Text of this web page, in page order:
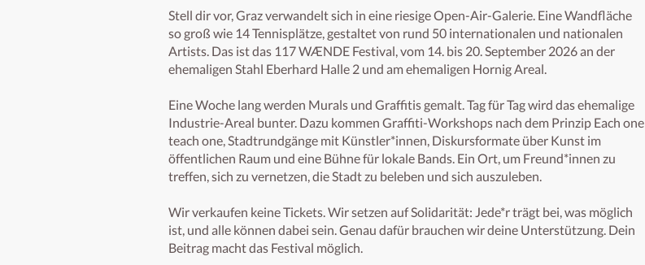
Stell dir vor, Graz verwandelt sich in eine riesige Open-Air-Galerie. Eine Wandfläche
so groß wie 14 Tennisplätze, gestaltet von rund 50 internationalen und nationalen
Artists. Das ist das 117 WÆNDE Festival, vom 14. bis 20. September 2026 an der
ehemaligen Stahl Eberhard Halle 2 und am ehemaligen Hornig Areal.
Eine Woche lang werden Murals und Graffitis gemalt. Tag für Tag wird das ehemalige
Industrie-Areal bunter. Dazu kommen Graffiti-Workshops nach dem Prinzip Each one
teach one, Stadtrundgänge mit Künstler*innen, Diskursformate über Kunst im
öffentlichen Raum und eine Bühne für lokale Bands. Ein Ort, um Freund*innen zu
treffen, sich zu vernetzen, die Stadt zu beleben und sich auszuleben.
Wir verkaufen keine Tickets. Wir setzen auf Solidarität: Jede*r trägt bei, was möglich
ist, und alle können dabei sein. Genau dafür brauchen wir deine Unterstützung. Dein
Beitrag macht das Festival möglich.